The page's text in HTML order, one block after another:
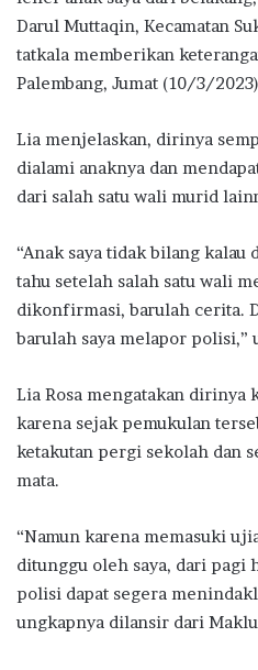
Darul Muttaqin, Kecamatan
tatkala memberikan
Palembang, Jumat (10/3/
Lia menjelaskan, dirinya
dialami anaknya dan
dari salah satu wali murid
“Anak saya tidak bilang kalau
tahu setelah salah satu wali
dikonfirmasi, barulah cerita.
barulah saya melapor polisi,”
Lia Rosa mengatakan dirinya
karena sejak pemukulan
ketakutan pergi sekolah dan
mata.
“Namun karena memasuki
ditunggu oleh saya, dari pagi
polisi dapat segera
ungkapnya dilansir dari